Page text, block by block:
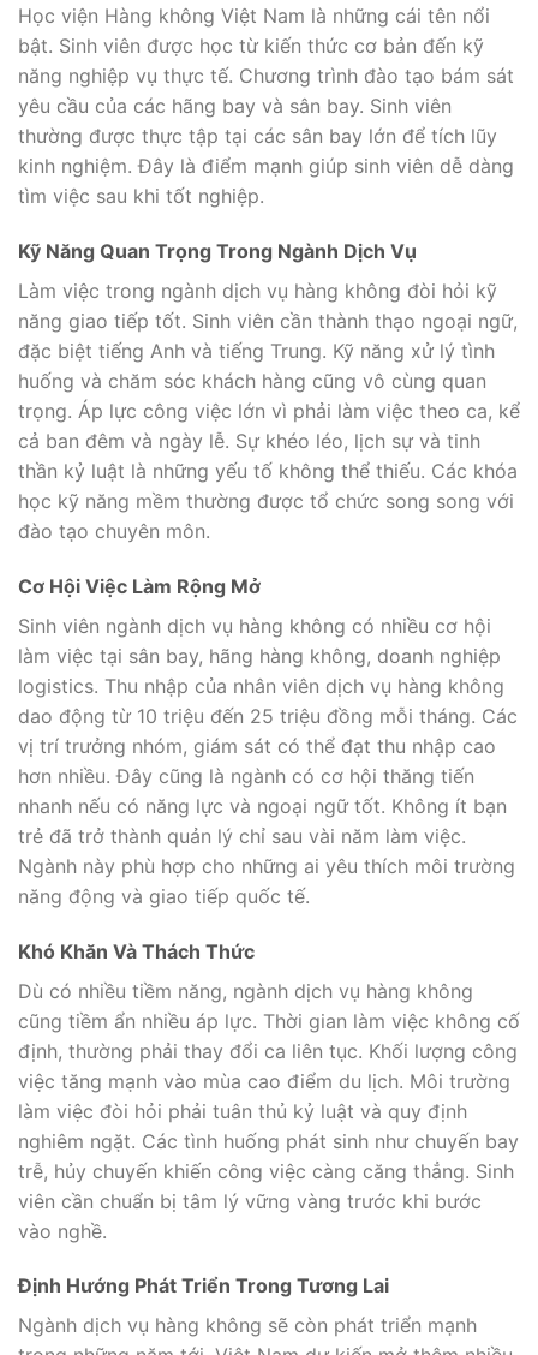
Học viện Hàng không Việt Nam là những cái tên nổi
bật. Sinh viên được học từ kiến thức cơ bản đến kỹ
năng nghiệp vụ thực tế. Chương trình đào tạo bám sát
yêu cầu của các hãng bay và sân bay. Sinh viên
thường được thực tập tại các sân bay lớn để tích lũy
kinh nghiệm. Đây là điểm mạnh giúp sinh viên dễ dàng
tìm việc sau khi tốt nghiệp.
Kỹ Năng Quan Trọng Trong Ngành Dịch Vụ
Làm việc trong ngành dịch vụ hàng không đòi hỏi kỹ
năng giao tiếp tốt. Sinh viên cần thành thạo ngoại ngữ,
đặc biệt tiếng Anh và tiếng Trung. Kỹ năng xử lý tình
huống và chăm sóc khách hàng cũng vô cùng quan
trọng. Áp lực công việc lớn vì phải làm việc theo ca, kể
cả ban đêm và ngày lễ. Sự khéo léo, lịch sự và tinh
thần kỷ luật là những yếu tố không thể thiếu. Các khóa
học kỹ năng mềm thường được tổ chức song song với
đào tạo chuyên môn.
Cơ Hội Việc Làm Rộng Mở
Sinh viên ngành dịch vụ hàng không có nhiều cơ hội
làm việc tại sân bay, hãng hàng không, doanh nghiệp
logistics. Thu nhập của nhân viên dịch vụ hàng không
dao động từ 10 triệu đến 25 triệu đồng mỗi tháng. Các
vị trí trưởng nhóm, giám sát có thể đạt thu nhập cao
hơn nhiều. Đây cũng là ngành có cơ hội thăng tiến
nhanh nếu có năng lực và ngoại ngữ tốt. Không ít bạn
trẻ đã trở thành quản lý chỉ sau vài năm làm việc.
Ngành này phù hợp cho những ai yêu thích môi trường
năng động và giao tiếp quốc tế.
Khó Khăn Và Thách Thức
Dù có nhiều tiềm năng, ngành dịch vụ hàng không
cũng tiềm ẩn nhiều áp lực. Thời gian làm việc không cố
định, thường phải thay đổi ca liên tục. Khối lượng công
việc tăng mạnh vào mùa cao điểm du lịch. Môi trường
làm việc đòi hỏi phải tuân thủ kỷ luật và quy định
nghiêm ngặt. Các tình huống phát sinh như chuyến bay
trễ, hủy chuyến khiến công việc càng căng thẳng. Sinh
viên cần chuẩn bị tâm lý vững vàng trước khi bước
vào nghề.
Định Hướng Phát Triển Trong Tương Lai
Ngành dịch vụ hàng không sẽ còn phát triển mạnh